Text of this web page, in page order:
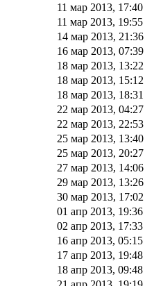
11 мар 2013, 17:40
11 мар 2013, 19:55
14 мар 2013, 21:36
16 мар 2013, 07:39
18 мар 2013, 13:22
18 мар 2013, 15:12
18 мар 2013, 18:31
22 мар 2013, 04:27
22 мар 2013, 22:53
25 мар 2013, 13:40
25 мар 2013, 20:27
27 мар 2013, 14:06
29 мар 2013, 13:26
30 мар 2013, 17:02
01 апр 2013, 19:36
02 апр 2013, 17:33
16 апр 2013, 05:15
17 апр 2013, 19:48
18 апр 2013, 09:48